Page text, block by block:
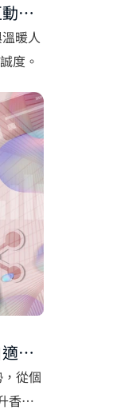
設
暖人
度。
應
從個
香港